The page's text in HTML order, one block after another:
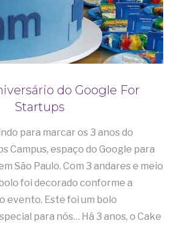
do Google For
Startups
para marcar os 3 anos do
Campus, espaço do Google para
São Paulo. Com 3 andares e meio
foi decorado conforme a
evento. Este foi um bolo
para nós… Há 3 anos, o Cake